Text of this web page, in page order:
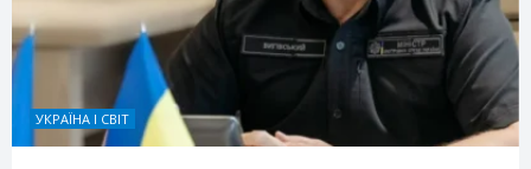
УКРАЇНА І СВІТ